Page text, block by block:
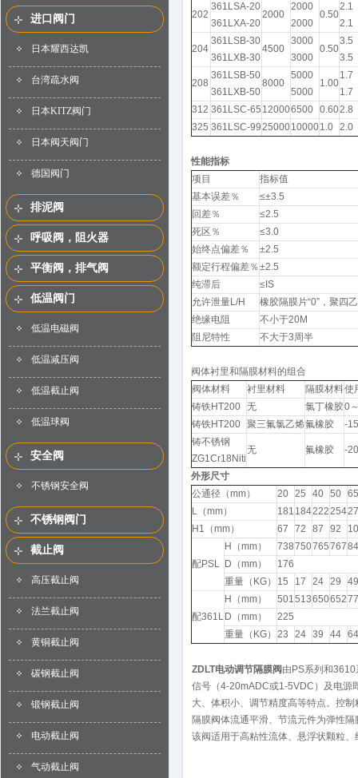
进口阀门
日本耀西达凯
台湾疏水阀
日本KITZ阀门
日本阀天阀门
德国阀门
排泥阀
呼吸阀，阻火器
平衡阀，排气阀
低温阀门
低温电磁阀
低温减压阀
低温截止阀
低温球阀
安全阀
不锈钢安全阀
不锈钢阀门
截止阀
高压截止阀
法兰截止阀
黄铜截止阀
碳钢截止阀
锻钢截止阀
电动截止阀
气动截止阀
202
361LSA-20
361LXA-20
2000
2000
2000
0.50
2.1
2.1
204
361LSB-30
361LXB-30
4500
3000
3000
0.50
3.5
3.5
208
361LSB-50
361LXB-50
8000
5000
5000
1.00
1.7
1.7
312 361LSC-65 120006500 0.602.8
325 361LSC-9925000100001.0 2.0
性能指标
项目
指标值
基本误差％
≤±3.5
回差％
≤2.5
死区％
≤3.0
始终点偏差％
±2.5
额定行程偏差％ ±2.5
纯滞后
≤IS
允许泄量L/H
橡胶隔膜片“0”，聚四
绝缘电阻
不小于20M
阻尼特性
不大于3周半
阀体衬里和隔膜材料的组合
阀体材料
衬里材料 隔膜材料使
铸铁HT200 无 氯丁橡胶0
铸铁HT200 聚三氟氯乙烯氟橡胶
-
铸不锈钢
ZG1Cr18Niti
无 氟橡胶 -
外形尺寸
公通径（mm）
20 25 40 50 65
L（mm）
181 184222254
H1（mm）
67 72 87 92
配PSL
H（mm） 738750765767
D（mm）
176
重量（KG）
15 17 24 29 49
配361L
H（mm） 501513650652
D（mm）
225
重量（KG） 23 24 39 44 64
ZDLT电动调节隔膜阀 由PS系列和
信号（4-20mADC或1-5VDC）及电源
大、体积小、调节精度高等特点。控
隔膜阀体流通平滑、节流元件为弹性
该阀适用于高粘性流体、悬浮状颗粒